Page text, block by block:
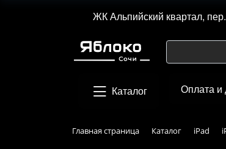
ЖК Альпийский квартал,
Каталог Оплата и
Главная страница Каталог iPad